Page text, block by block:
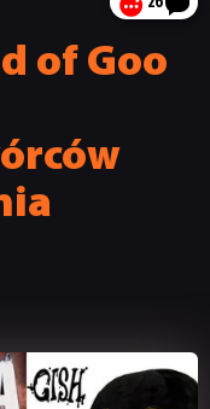
of Goo